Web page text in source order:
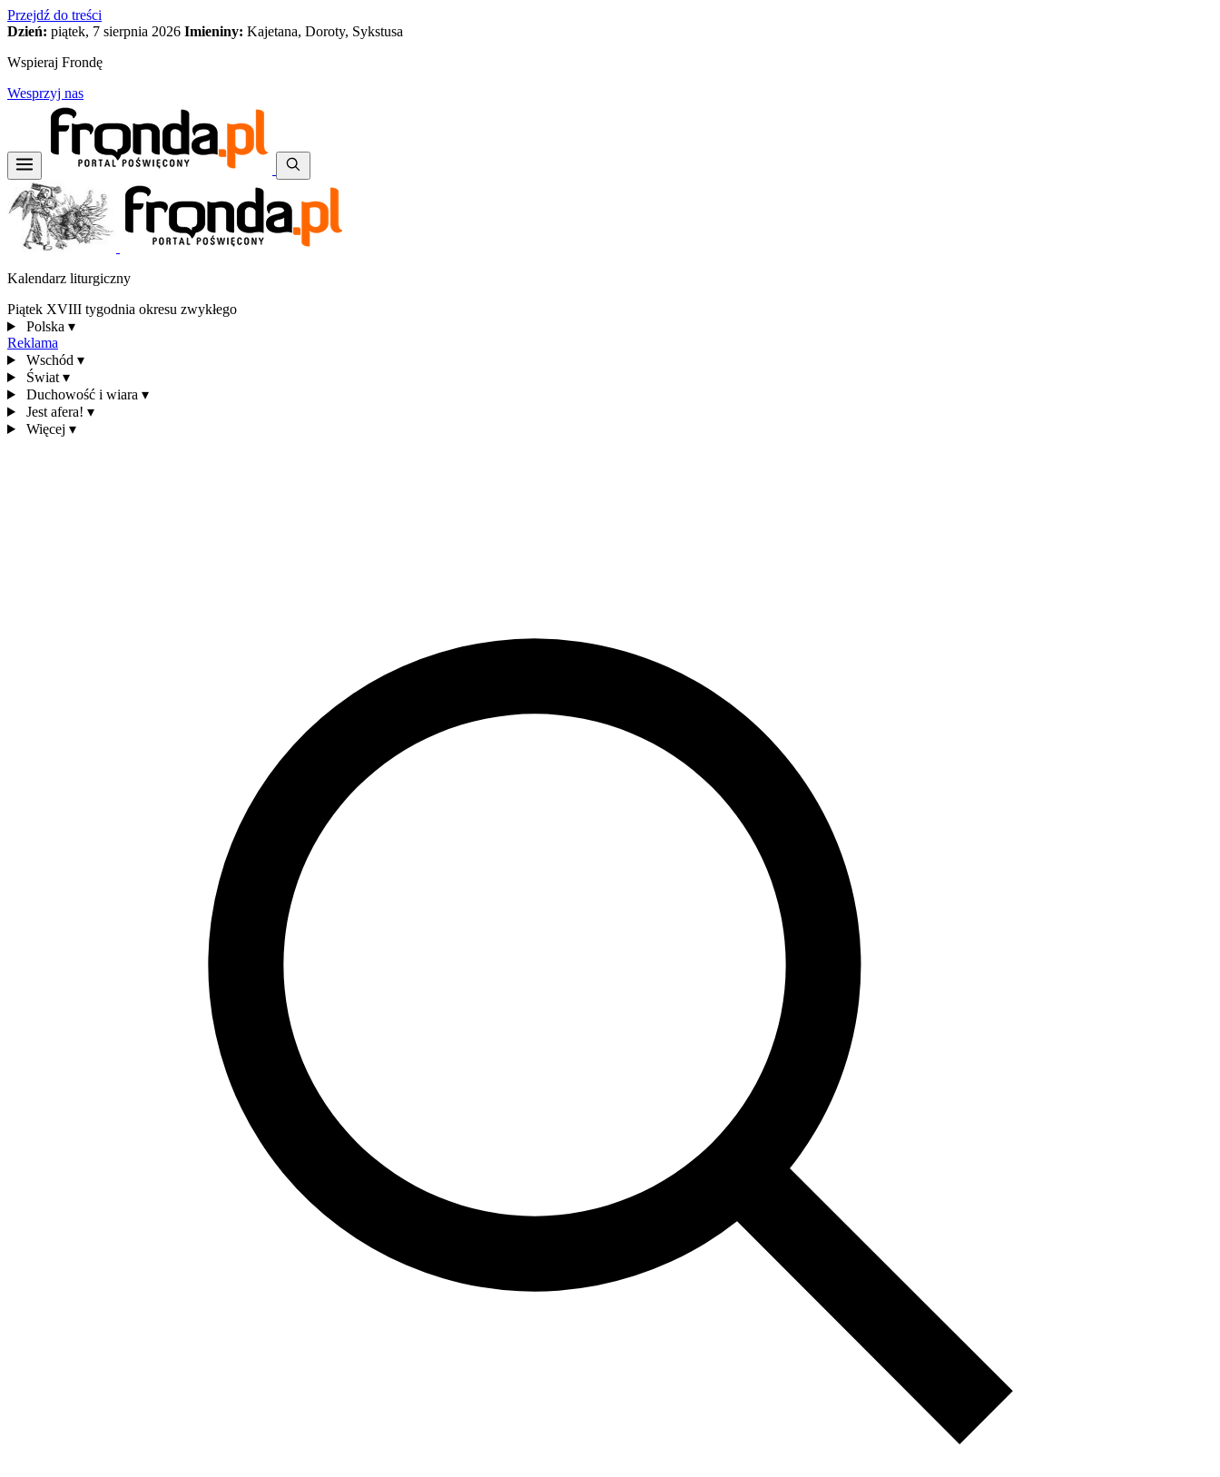
Przejdź do treści
Dzień: piątek, 7 sierpnia 2026 Imieniny: Kajetana, Doroty, Sykstusa
Wspieraj Frondę
Wesprzyj nas
Kalendarz liturgiczny
Piątek XVIII tygodnia okresu zwykłego
Polska ▾
Reklama
Wschód ▾
Świat ▾
Duchowość i wiara ▾
Jest afera! ▾
Więcej ▾